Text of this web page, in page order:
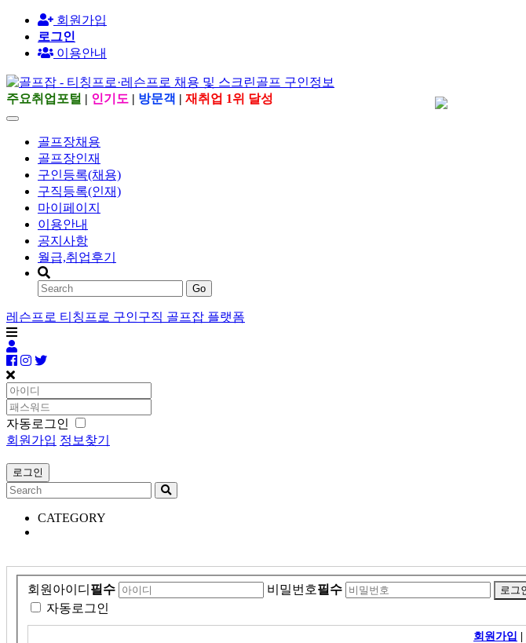
회원가입
로그인
이용안내
주요취업포털 | 인기도 | 방문객 | 재취업 1위 달성
골프장채용
골프장인재
구인등록(채용)
구직등록(인재)
마이페이지
이용안내
공지사항
월급,취업후기
Go
레슨프로 티칭프로 구인구직 골프잡 플랫폼
자동로그인
회원가입 정보찾기
CATEGORY
회원아이디 필수 비밀번호필수
자동로그인
회원가입 |